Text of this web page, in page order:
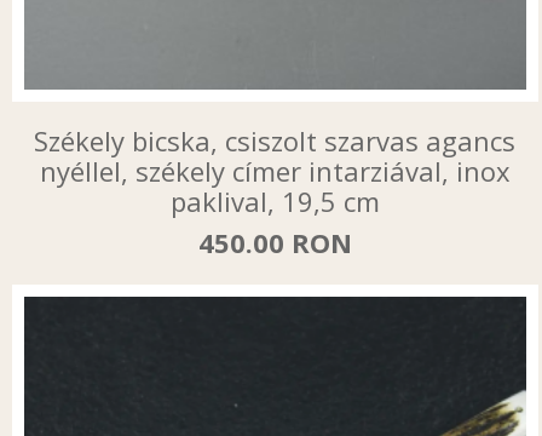
Székely bicska, csiszolt szarvas agancs
nyéllel, székely címer intarziával, inox
paklival, 19,5 cm
450.00 RON